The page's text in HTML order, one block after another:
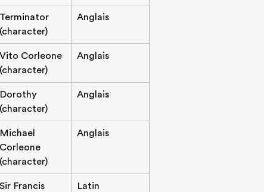
Terminator
(character)
Anglais
Vito Corleone
(character)
Anglais
Dorothy
(character)
Anglais
Michael
Corleone
(character)
Anglais
Sir Francis
Latin